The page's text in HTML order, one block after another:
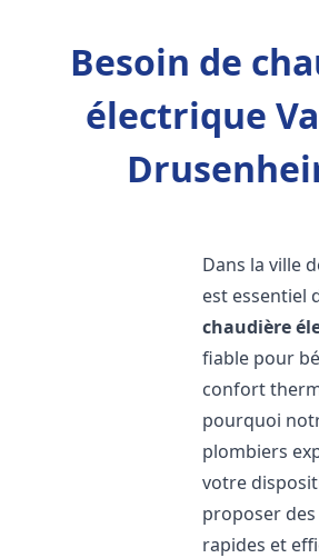
Besoin de
électrique
Dans la ville
est essentiel
chaudière
fiable pour
confort
pourquoi
plombiers
votre
proposer
rapides et